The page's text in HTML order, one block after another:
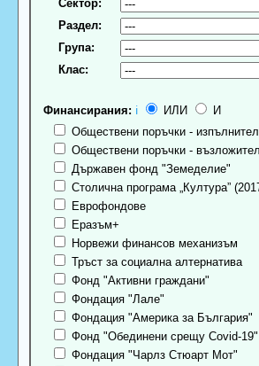
Сектор:
Раздел:
Група:
Клас:
Финансирания: ℹ ИЛИ
И
Обществени поръчки - изпълнител
Обществени поръчки - възложител
Държавен фонд "Земеделие"
Столична програма „Култура”
Еврофондове
Еразъм+
Норвежи финансов механизъм
Тръст за социална алтернатива
Фонд "Активни граждани"
Фондация "Лале"
Фондация "Америка за България"
Фонд "Обединени срещу Covid-19"
Фондация "Чарлз Стюарт Мот"